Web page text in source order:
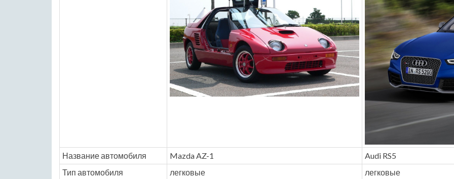
Название автомобиля Mazda AZ-1
Audi RS5
Тип автомобиля
легковые
легковые